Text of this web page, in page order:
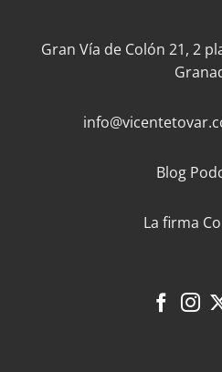
Gran Vía de Colón 21, 2
Blog
La firma